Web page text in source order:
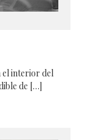
el interior del
de […]